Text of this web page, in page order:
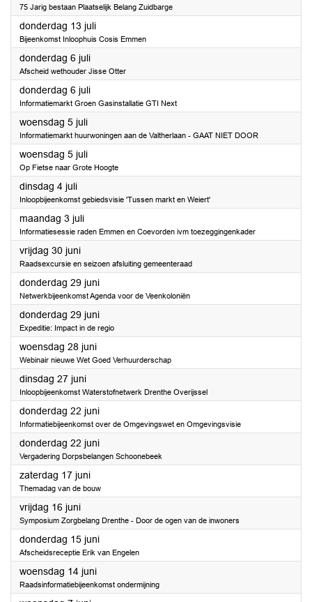
75 Jarig bestaan Plaatselijk Belang Zuidbarge
donderdag 13 juli2023
Bijeenkomst Inloophuis Cosis Emmen
donderdag 6 juli2023
Afscheid wethouder Jisse Otter
donderdag 6 juli2023
Informatiemarkt Groen Gasinstallatie GTI Next
woensdag 5 juli2023
Informatiemarkt huurwoningen aan de Valtherlaan - GAAT NIET DOOR
woensdag 5 juli2023
Op Fietse naar Grote Hoogte
dinsdag 4 juli2023
Inloopbijeenkomst gebiedsvisie 'Tussen markt en Weiert'
maandag 3 juli2023
Informatiesessie raden Emmen en Coevorden ivm toezeggingenkader
vrijdag 30 juni2023
Raadsexcursie en seizoen afsluiting gemeenteraad
donderdag 29 juni2023
Netwerkbijeenkomst Agenda voor de Veenkoloniën
donderdag 29 juni2023
Expeditie: Impact in de regio
woensdag 28 juni2023
Webinair nieuwe Wet Goed Verhuurderschap
dinsdag 27 juni2023
Inloopbijeenkomst Waterstofnetwerk Drenthe Overijssel
donderdag 22 juni2023
Informatiebijeenkomst over de Omgevingswet en Omgevingsvisie
donderdag 22 juni2023
Vergadering Dorpsbelangen Schoonebeek
zaterdag 17 juni2023
Themadag van de bouw
vrijdag 16 juni2023
Symposium Zorgbelang Drenthe - Door de ogen van de inwoners
donderdag 15 juni2023
Afscheidsreceptie Erik van Engelen
woensdag 14 juni2023
Raadsinformatiebijeenkomst ondermijning